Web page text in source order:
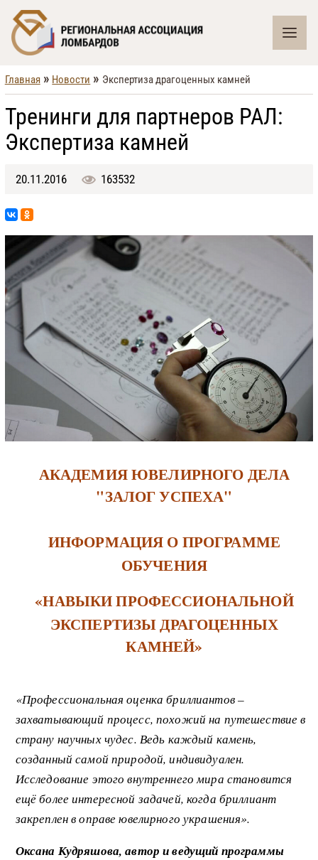
Главная » Новости » Экспертиза драгоценных камней
Тренинги для партнеров РАЛ:
Экспертиза камней
20.11.2016 163532
АКАДЕМИЯ ЮВЕЛИРНОГО ДЕЛА
"ЗАЛОГ УСПЕХА"
ИНФОРМАЦИЯ О ПРОГРАММЕ
ОБУЧЕНИЯ
«НАВЫКИ ПРОФЕССИОНАЛЬНОЙ
ЭКСПЕРТИЗЫ ДРАГОЦЕННЫХ
КАМНЕЙ»
«Профессиональная оценка бриллиантов –
захватывающий процесс, похожий на путешествие в
страну научных чудес. Ведь каждый камень,
созданный самой природой, индивидуален.
Исследование этого внутреннего мира становится
ещё более интересной задачей, когда бриллиант
закреплен в оправе ювелирного украшения».
Оксана Кудряшова, автор и ведущий программы